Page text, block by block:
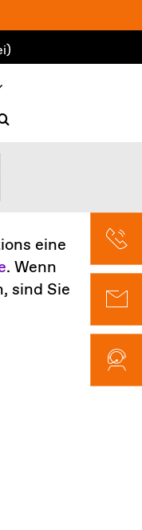
eine
. Wenn
sind Sie